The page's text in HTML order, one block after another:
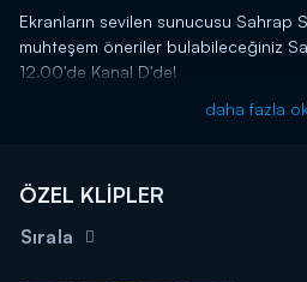
Ekranların sevilen sunucusu Sahrap
muhteşem öneriler bulabileceğiniz
12.00'de Kanal D'de!
daha fazla
ÖZEL KLİPLER
Sırala